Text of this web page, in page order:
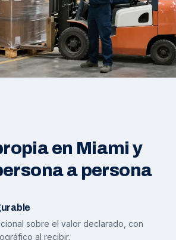
en Miami y
a persona
sobre el valor declarado, con
al recibir.